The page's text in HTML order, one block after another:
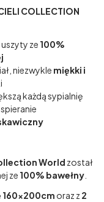
COLLECTION
ze 100%
niezwykle miękki i
każdą sypialnię
World został
ze 100% bawełny
160x200cm oraz z 2